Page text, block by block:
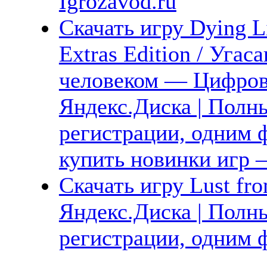
Скачать игру
Extras Edition /
человеком —
Яндекс.Диска |
регистрации, одним
купить новинки
Скачать игру Lust
Яндекс.Диска |
регистрации, одним